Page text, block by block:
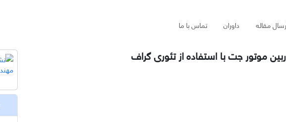
مقاله داوران تماس با ما
موتور جت با استفاده از تئوری گراف